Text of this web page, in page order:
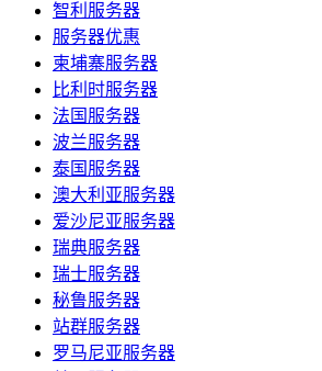
智利服务器
服务器优惠
柬埔寨服务器
比利时服务器
法国服务器
波兰服务器
泰国服务器
澳大利亚服务器
爱沙尼亚服务器
瑞典服务器
瑞士服务器
秘鲁服务器
站群服务器
罗马尼亚服务器